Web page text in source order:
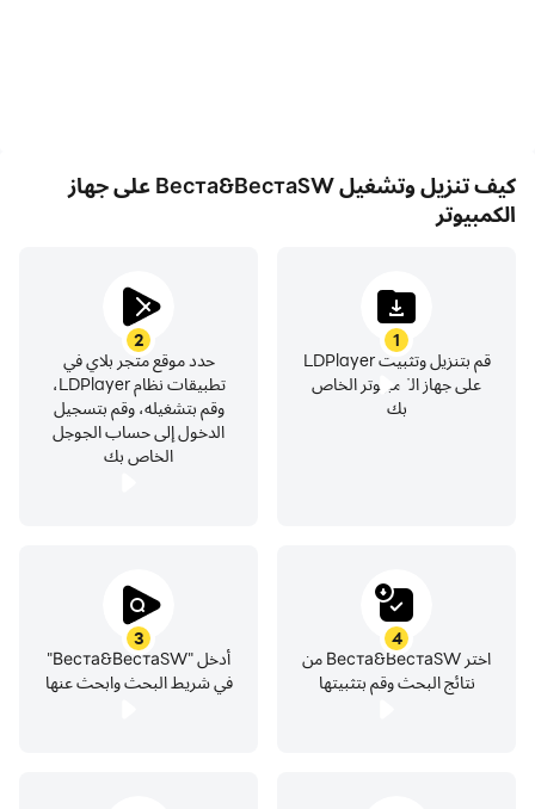
- لعبة ديناميكية رائعة مع الحصول على متعة لانهائية.
- نموذج سيارة مفصل وتفاعلي بالكامل مع صالون.
- أوضاع متعددة اللاعبين وركوب مجاني.
- الأضرار التي لحقت السيارة.
كيف تنزيل وتشغيل Веста&ВестаSW على جهاز
الكمبيوتر
1
قم بتنزيل وتثبيت LDPlayer
على جهاز الكمبيوتر الخاص
بك
2
حدد موقع متجر بلاي في
تطبيقات نظام LDPlayer،
وقم بتشغيله، وقم بتسجيل
الدخول إلى حساب الجوجل
الخاص بك
3
أدخل "Веста&ВестаSW"
في شريط البحث وابحث عنها
4
اختر Веста&ВестаSW من
نتائج البحث وقم بتثبيتها